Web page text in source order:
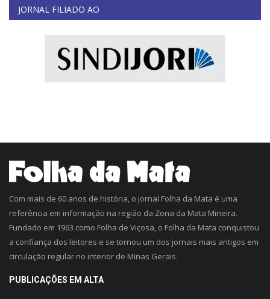
JORNAL FILIADO AO
Com mais de 60 anos de história, o jornal Folha da Mata é uma
referência em informação na região da Zona da Mata Mineira.
Fundado em 1963 como Folha de Viçosa, o Folha da Mata conquistou
a confiança dos leitores e se tornou um dos jornais mais antigos em
circulação regular no interior de Minas Gerais.
PUBLICAÇÕES EM ALTA